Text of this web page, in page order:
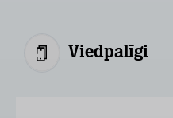
Viedpalīgi